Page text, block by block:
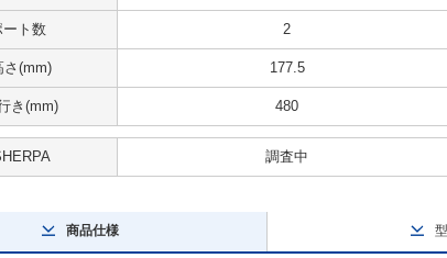
ート数 2
さ(mm) 177.5
き(mm) 480
調査中
商品仕様